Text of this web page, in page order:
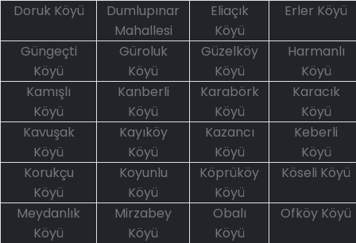
Doruk Köyü
Dumlupınar
Mahallesi
Eliaçık
Köyü
Erler Köyü
Güngeçti
Köyü
Güroluk
Köyü
Güzelköy
Köyü
Harmanlı
Köyü
Kamışlı
Köyü
Kanberli
Köyü
Karabörk
Köyü
Karacık
Köyü
Kavuşak
Köyü
Kayıköy
Köyü
Kazancı
Köyü
Keberli
Köyü
Korukçu
Köyü
Koyunlu
Köyü
Köprüköy
Köyü
Köseli Köyü
Meydanlık
Köyü
Mirzabey
Köyü
Obalı
Köyü
Ofköy Köyü